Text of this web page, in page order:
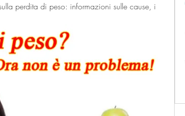
perdita di peso: informazioni sulle cause, i